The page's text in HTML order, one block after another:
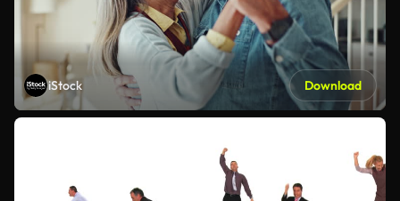
iStock Download